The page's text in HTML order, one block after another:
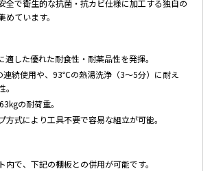
全で衛生的な抗菌・抗カビ仕様に加工する独自の
ています。
適した優れた耐食性・耐薬品性を発揮。
続使用や、93℃の熱湯洗浄（3～5分）に耐え
の耐荷重。
方式により工具不要で容易な組立が可能。
内で、下記の棚板との併用が可能です。